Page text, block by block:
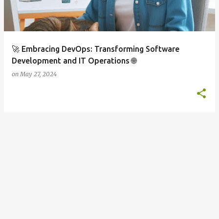
🚀 Embracing DevOps: Transforming Software
Development and IT Operations 🌐
onMay 27, 2024